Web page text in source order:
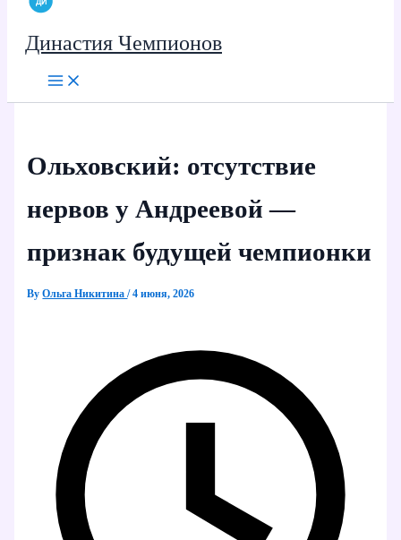
Династия Чемпионов
Ольховский: отсутствие
нервов у Андреевой —
признак будущей чемпионки
ByОльга Никитина/4 июня, 2026